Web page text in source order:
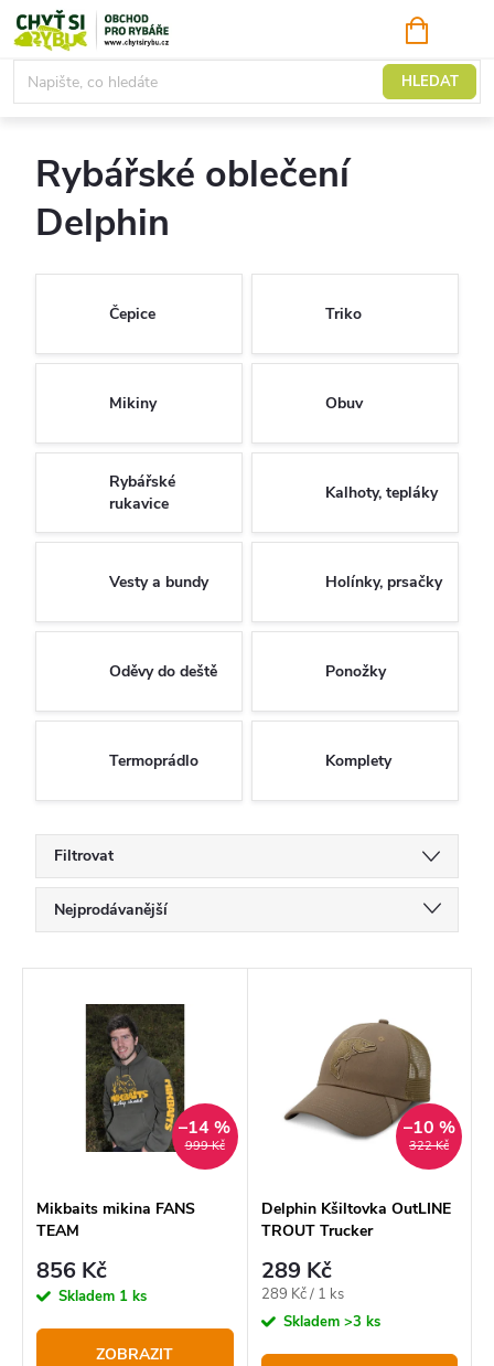
Přejít
na
obsah
HLEDAT
KOŠÍK
Rybářské oblečení a obuv
Rybářské oblečení
Delphin
Čepice Triko
Mikiny Obuv
Rybářské
rukavice
Kalhoty, tepláky
Vesty a bundy Holínky, prsačky
Oděvy do deště Ponožky
Termoprádlo Komplety
Filtrovat
a
z
o
d
u
Nejprodávanější
Nejdražší
Abecedně
r
o
d
u
999 Kč
–14 %
Mikbaits mikina FANS
TEAM
856 Kč
Skladem 1 ks
ZOBRAZIT
322 Kč
–10 %
Delphin Kšiltovka OutLINE
TROUT Trucker
289 Kč
Měrná
cena:
289 Kč / 1 ks
Skladem >3 ks